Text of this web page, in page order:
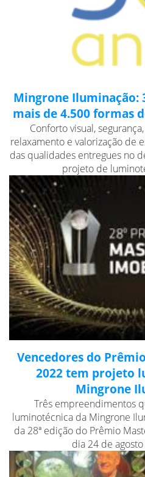
Mingrone Iluminação:
mais de 4.500 formas
Conforto visual,
relaxamento e valorização de
das qualidades entregues no
projeto de
Vencedores do
2022 tem projeto
Mingrone
Três empreendimentos
luminotécnica da Mingrone
da 28ª edição do Prêmio
dia 24 de